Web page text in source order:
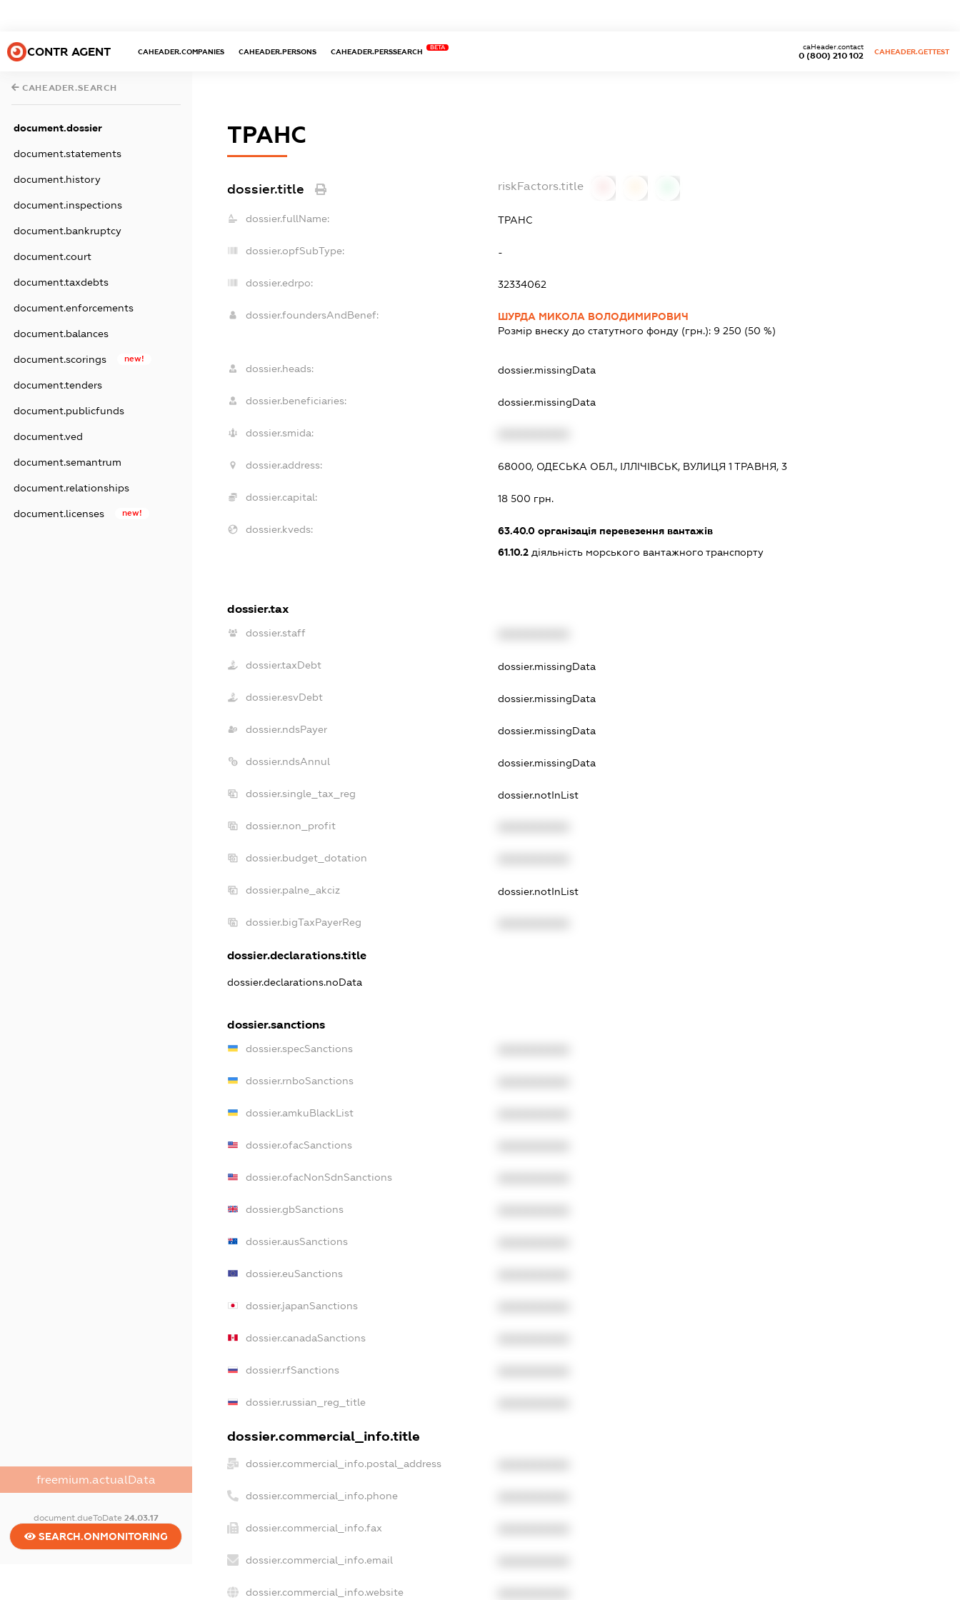
CONTR AGENT CAHEADER.COMPANIES CAHEADER.PERSONS CAHEADER.PERSSEARCH
BETA
0 (800) 210 102
caHeader.contact
CAHEADER.GETTEST
CAHEADER.SEARCH
document.dossier
document.statements
document.history
document.inspections
document.bankruptcy
document.court
document.taxdebts
document.enforcements
document.balances
document.scorings new!
document.tenders
document.publicfunds
document.ved
document.semantrum
document.relationships
document.licenses new!
freemium.actualData
document.dueToDate 24.03.17
SEARCH.ONMONITORING
ТРАНС
dossier.title riskFactors.title
dossier.fullName: ТРАНС
dossier.opfSubType: -
dossier.edrpo: 32334062
dossier.foundersAndBenef:
ШУРДА МИКОЛА ВОЛОДИМИРОВИЧ
Розмір внеску до статутного фонду (грн.): 9 250 (50 %)
dossier.heads: dossier.missingData
dossier.beneficiaries: dossier.missingData
dossier.smida:
dossier.address: 68000, ОДЕСЬКА ОБЛ., ІЛЛІЧІВСЬК, ВУЛИЦЯ 1 ТРАВНЯ, 3
dossier.capital: 18 500 грн.
dossier.kveds: 63.40.0 організація перевезення вантажів
61.10.2 діяльність морського вантажного транспорту
dossier.tax
dossier.staff
dossier.taxDebt dossier.missingData
dossier.esvDebt dossier.missingData
dossier.ndsPayer dossier.missingData
dossier.ndsAnnul dossier.missingData
dossier.single_tax_reg dossier.notInList
dossier.non_profit
dossier.budget_dotation
dossier.palne_akciz dossier.notInList
dossier.bigTaxPayerReg
dossier.declarations.title
dossier.declarations.noData
dossier.sanctions
dossier.specSanctions
dossier.rnboSanctions
dossier.amkuBlackList
dossier.ofacSanctions
dossier.ofacNonSdnSanctions
dossier.gbSanctions
dossier.ausSanctions
dossier.euSanctions
dossier.japanSanctions
dossier.canadaSanctions
dossier.rfSanctions
dossier.russian_reg_title
dossier.commercial_info.title
dossier.commercial_info.postal_address
dossier.commercial_info.phone
dossier.commercial_info.fax
dossier.commercial_info.email
dossier.commercial_info.website